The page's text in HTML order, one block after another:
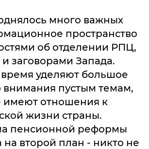
много важных
пространство
об отделении РПЦ,
заговорами Запада.
уделяют большое
внимания пустым темам,
имеют отношения к
жизни страны.
пенсионной реформы
второй план - никто не